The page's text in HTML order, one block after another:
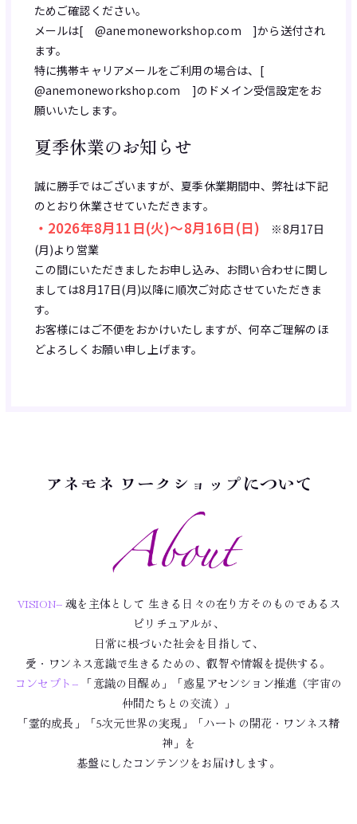
ためご確認ください。
メールは[ @anemoneworkshop.com ]から送付され
ます。
特に携帯キャリアメールをご利用の場合は、[
@anemoneworkshop.com ]のドメイン受信設定をお
願いいたします。
夏季休業のお知らせ
誠に勝手ではございますが、夏季休業期間中、弊社は下記
のとおり休業させていただきます。
・2026年8月11日(火)～8月16日(日) ※8月17日
(月)より営業
この間にいただきましたお申し込み、お問い合わせに関し
ましては8月17日(月)以降に順次ご対応させていただきま
す。
お客様にはご不便をおかけいたしますが、何卒ご理解のほ
どよろしくお願い申し上げます。
アネモネ ワークショップについて
VISION− 魂を主体として 生きる日々の在り方そのものであるス
ピリチュアルが、
日常に根づいた社会を目指して、
愛・ワンネス意識で生きるための、叡智や情報を提供する。
コンセプト− 「意識の目醒め」「惑星アセンション推進（宇宙の
仲間たちとの交流）」
「霊的成長」「5次元世界の実現」「ハートの開花・ワンネス精
神」を
基盤にしたコンテンツをお届けします。